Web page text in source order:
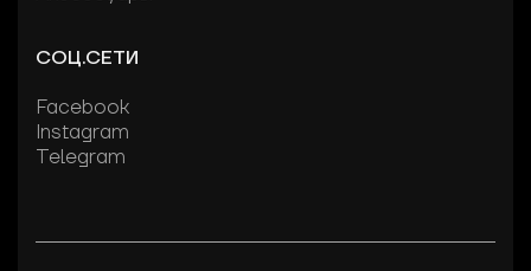
СОЦ.СЕТИ
Facebook
Instagram
Telegram